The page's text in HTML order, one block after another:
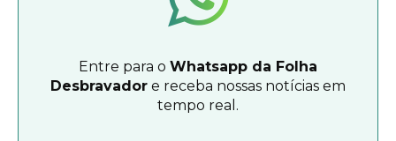
Entre para o Whatsapp da Folha
Desbravador e receba nossas notícias em
tempo real.